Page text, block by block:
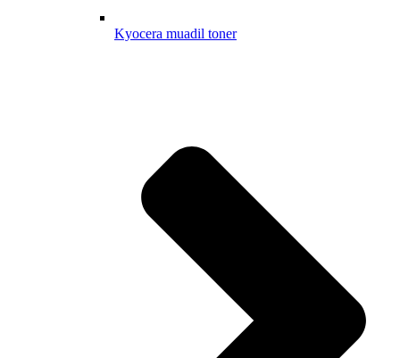
Kyocera muadil toner